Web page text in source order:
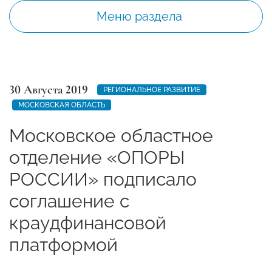
Меню раздела
30 Августа 2019
РЕГИОНАЛЬНОЕ РАЗВИТИЕ
МОСКОВСКАЯ ОБЛАСТЬ
Московское областное
отделение «ОПОРЫ
РОССИИ» подписало
соглашение с
краудфинансовой
платформой